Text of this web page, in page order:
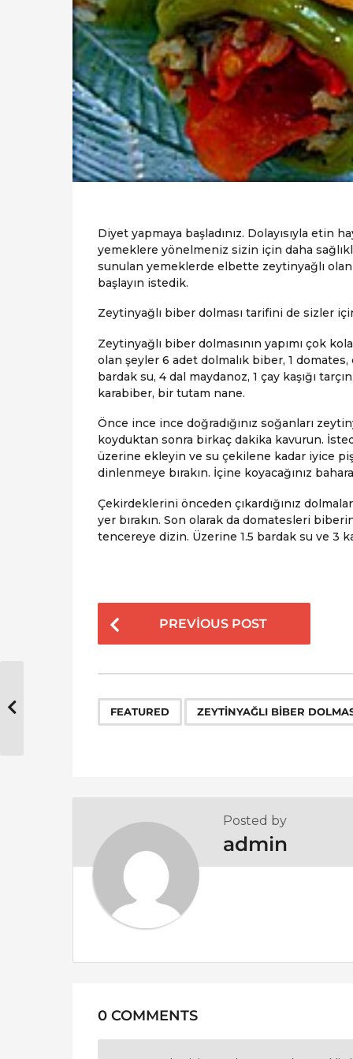
Diyet yapmaya başladınız. Dolayısıyla etin
yemeklere yönelmeniz sizin için daha
sunulan yemeklerde elbette zeytinyağlı
başlayın istedik.
Zeytinyağlı biber dolması tarifini de sizler
Zeytinyağlı biber dolmasının yapımı çok
olan şeyler 6 adet dolmalık biber, 1 domates,
bardak su, 4 dal maydanoz, 1 çay kaşığı
karabiber, bir tutam nane.
Önce ince ince doğradığınız soğanları
koyduktan sonra birkaç dakika kavurun.
üzerine ekleyin ve su çekilene kadar iyice
dinlenmeye bırakın. İçine koyacağınız
Çekirdeklerini önceden çıkardığınız
yer bırakın. Son olarak da domatesleri
tencereye dizin. Üzerine 1.5 bardak su ve 3
t
P
a
i
n
PREVIOUS POST
FEATURED ZEYTINYAĞLI BIBER
Posted by
admin
0 COMMENTS